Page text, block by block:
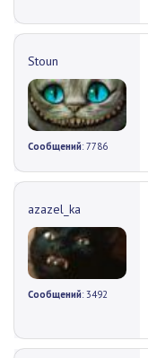
Stoun
Сообщений: 7786
azazel_ka
Сообщений: 3492